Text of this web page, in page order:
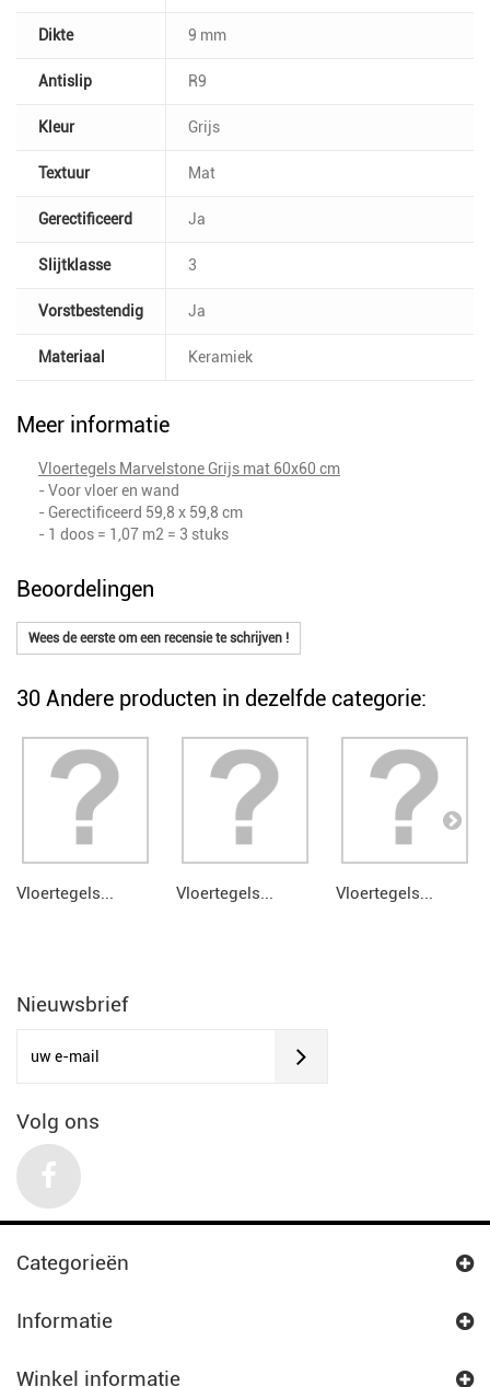
Dikte 9 mm
Antislip R9
Kleur Grijs
Textuur Mat
Gerectificeerd Ja
Slijtklasse 3
Vorstbestendig Ja
Materiaal Keramiek
Meer informatie
Vloertegels Marvelstone Grijs mat 60x60 cm
- Voor vloer en wand
- Gerectificeerd 59,8 x 59,8 cm
- 1 doos = 1,07 m2 = 3 stuks
Beoordelingen
Wees de eerste om een recensie te schrijven !
30 Andere producten in dezelfde categorie:
Vloertegels... Vloertegels... Vloertegels...
Nieuwsbrief
Volg ons
Categorieën
Informatie
Winkel informatie